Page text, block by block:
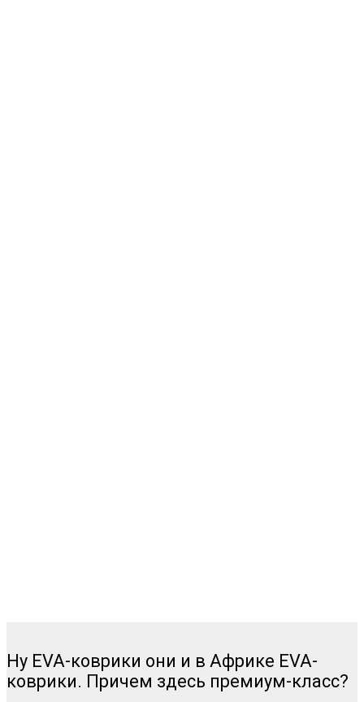
Ну EVA-коврики они и в Африке EVA-
коврики. Причем здесь премиум-класс?